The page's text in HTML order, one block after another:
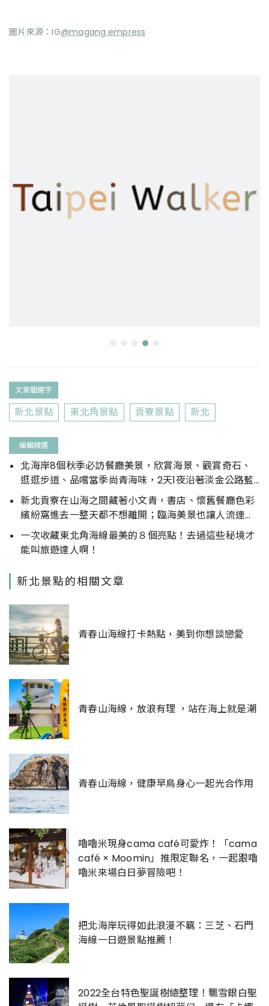
圖片來源：IG@magang.empress
文章關鍵字
新北景點 東北角景點 貢寮景點 新北
編輯精選
北海岸8個秋季必訪餐廳美景，欣賞海景、觀賞奇石、
逛逛步道、品嚐當季尚青海味，2天1夜沿著淡金公路藍
天大海暢快而行吧
新北貢寮在山海之間藏著小文青，書店、懷舊餐廳色彩
繽紛窩進去一整天都不想離開；臨海美景也讓人流連忘
一次收藏東北角海線最美的８個亮點！去過這些秘境才
能叫旅遊達人啊！
新北景點的相關文章
青春山海線打卡熱點，美到你想談戀愛
青春山海線，放浪有理 ，站在海上就是潮
青春山海線，健康早鳥身心一起光合作用
嚕嚕米現身cama café可愛炸！「cama
café × Moomin」推限定聯名，一起跟嚕
嚕米來場白日夢冒險吧！
把北海岸玩得如此浪漫不羈：三芝、石門
海線一日遊景點推薦！
2022全台特色聖誕樹總整理！飄雪銀白聖